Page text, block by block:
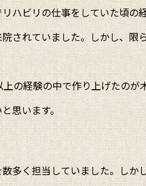
ハビリの仕事をしていた頃の
されていました。しかし、
の経験の中で作り上げたのが
思います。
多く担当していました。し